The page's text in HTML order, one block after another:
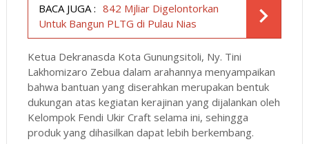
BACA JUGA : 842 Mjliar Digelontorkan
Untuk Bangun PLTG di Pulau Nias
Ketua Dekranasda Kota Gunungsitoli, Ny. Tini
Lakhomizaro Zebua dalam arahannya menyampaikan
bahwa bantuan yang diserahkan merupakan bentuk
dukungan atas kegiatan kerajinan yang dijalankan oleh
Kelompok Fendi Ukir Craft selama ini, sehingga
produk yang dihasilkan dapat lebih berkembang.